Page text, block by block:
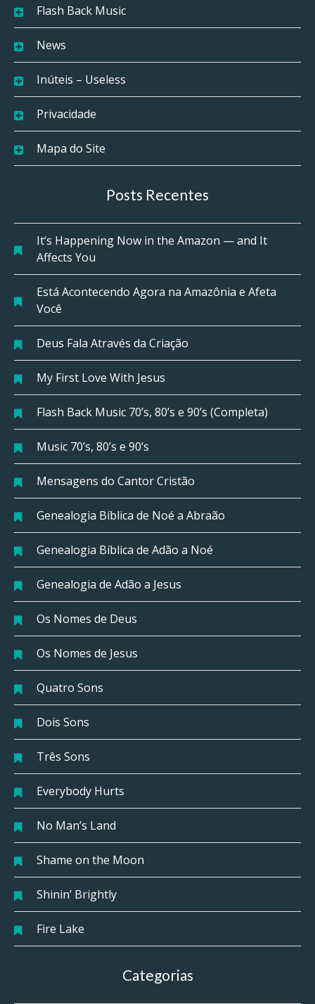
Flash Back Music
News
Inúteis – Useless
Privacidade
Mapa do Site
Posts Recentes
It’s Happening Now in the Amazon — and It
Affects You
Está Acontecendo Agora na Amazônia e Afeta
Você
Deus Fala Através da Criação
My First Love With Jesus
Flash Back Music 70’s, 80’s e 90’s (Completa)
Music 70’s, 80’s e 90’s
Mensagens do Cantor Cristão
Genealogia Bíblica de Noé a Abraão
Genealogia Bíblica de Adão a Noé
Genealogia de Adão a Jesus
Os Nomes de Deus
Os Nomes de Jesus
Quatro Sons
Dois Sons
Três Sons
Everybody Hurts
No Man’s Land
Shame on the Moon
Shinin’ Brightly
Fire Lake
Categorias